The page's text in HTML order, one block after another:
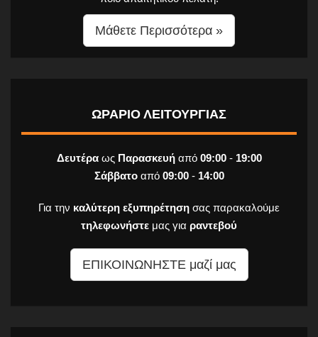
Μάθετε Περισσότερα »
ΩΡΑΡΙΟ ΛΕΙΤΟΥΡΓΙΑΣ
Δευτέραως Παρασκευήαπό 09:00- 19:00
Σάββατοαπό 09:00- 14:00
Για την καλύτερη εξυπηρέτηση σας παρακαλούμε
τηλεφωνήστε μας για ραντεβού
ΕΠΙΚΟΙΝΩΝΗΣΤΕ μαζί μας